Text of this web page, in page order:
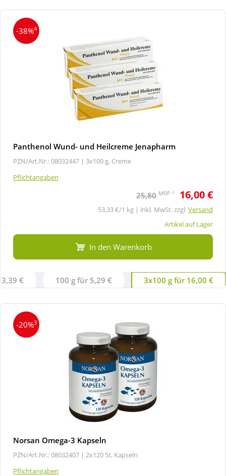
-38%4
Panthenol Wund- und Heilcreme Jenapharm
PZN/Art.Nr.: 08032447 | 3x100 g, Creme
Pflichtangaben
25,80 MRP 2 16,00 €
53,33 €/1 kg | inkl. MwSt. zzgl.Versand
Artikel auf Lager
In den Warenkorb
€ 100 g für 5,29 € 3x100 g für 16,00 €
-20%3
Norsan Omega-3 Kapseln
PZN/Art.Nr.: 08032407 | 2x120 St, Kapseln
Pflichtangaben